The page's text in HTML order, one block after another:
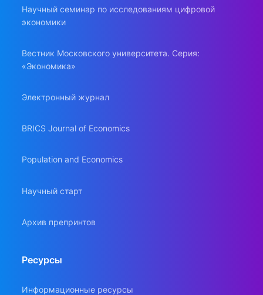
Научный семинар по исследованиям цифровой
экономики
Вестник Московского университета. Серия:
«Экономика»
Электронный журнал
BRICS Journal of Economics
Population and Economics
Научный старт
Архив препринтов
Ресурсы
Информационные ресурсы